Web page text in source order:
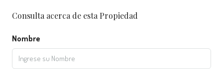
Consulta acerca de esta Propiedad
Nombre